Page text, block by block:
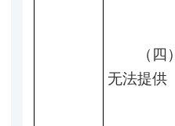
（四）
无法提供